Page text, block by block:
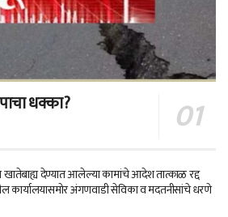
धक्का?
खातेबाह्य देण्यात आलेल्या कामांचे आदेश तात्काळ रद्द
कार्यालयासमोर अंगणवाडी सेविका व मदतनीसांचे धरणे